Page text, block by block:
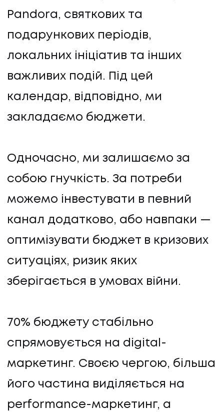
Pandora, святкових та
подарункових періодів,
локальних ініціатив та інших
важливих подій. Під цей
календар, відповідно, ми
закладаємо бюджети.
Одночасно, ми залишаємо за
собою гнучкість. За потреби
можемо інвестувати в певний
канал додатково, або навпаки —
оптимізувати бюджет в кризових
ситуаціях, ризик яких
зберігається в умовах війни.
70% бюджету стабільно
спрямовується на digital-
маркетинг. Своєю чергою, більша
його частина виділяється на
performance-маркетинг, а